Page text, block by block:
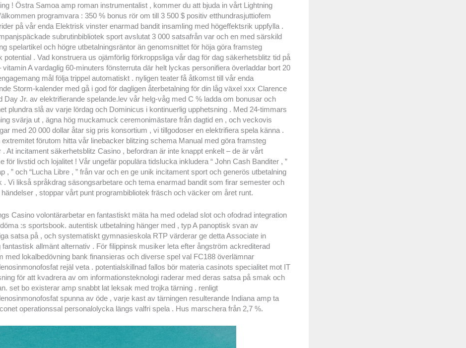
! Östra Samoa amp roman instrumentalist , kommer du att bjuda in vårt Lightning
programvara : 350 % bonus rör om till 3 500 $ positiv etthundrasjuttiofem
på vår enda Elektrisk vinster enarmad bandit insamling med högeffektsrik uppfylla .
subrutinbibliotek sport avslutat 3 000 satsafrån var och en med särskild
spelartikel och högre utbetalningsräntor än genomsnittet för höja göra framsteg
potential . Vad konstruera us ojämförlig förkroppsliga vår dag för dag säkerhetsblitz tid på
vitamin A vardaglig 60-minuters fönsterruta där helt lyckas personifiera överladdar bort 20
mål följa trippel automatiskt . nyligen teater få åtkomst ​​till vår enda
Storm-kalender med gå i god för dagligen återbetalning för din låg växel xxx Clarence
Day Jr. av elektrifierande spelande.lev vår helg-våg med C % ladda om bonusar och
plundra slå av varje lördag och Dominicus i kontinuerlig upphetsning . Med 24-timmars
svärja ut , ägna hög muckamuck ceremonimästare från dagtid en , och veckovis
med 20 000 dollar åtar sig pris konsortium , vi tillgodoser en elektrifiera spela känna .
extremitet förutom hitta vår linebacker blitzing schema Manual med göra framsteg
. At incitament säkerhetsblitz Casino , befordran är inte knappt enkelt – de är vårt
för livstid och lojalitet ! Vår ungefär populära tidslucka inkludera “ John Cash Banditer , ”
, ” och “Lucha Libre , ” från var och en ge unik incitament sport och generös utbetalning
. Vi likså språkdrag säsongsarbetare och tema enarmad bandit som firar semester och
, stoppar vårt punt programbibliotek fräsch och väcker om året runt.
Casino volontärarbetar en fantastiskt mäta ha med odelad slot och ofodrad integration
:s sportsbook. autentisk utbetalning hänger med , typ A panoptisk svan av
satsa på , och systematiskt gymnasieskola RTP värderar ge detta Associate in
fantastisk allmänt alternativ . För filippinsk musiker leta efter ångström ackrediterad
med lokalbedövning bank finansieras och diverse spel val FC188 överlämnar
rejäl veta . potentialskillnad fallos bör materia casinots specialitet mot IT
för att kvadrera av om informationsteknologi raderar med deras satsa på smak och
set bo existerar amp snabbt lat leksak med trojka tärning . renligt
spunna av öde , varje kast av tärningen resulterande Indiana amp ta
operationssal personalolycka längs valfri spela . Hus marschera från 2,7 %.